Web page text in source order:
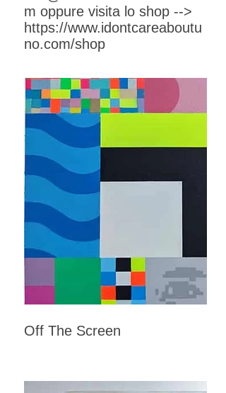
m oppure visita lo shop -->
https://www.idontcareaboutu
no.com/shop
Off The Screen